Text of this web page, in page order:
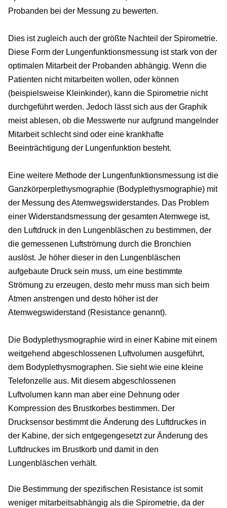
Probanden bei der Messung zu bewerten.
Dies ist zugleich auch der größte Nachteil der Spirometrie.
Diese Form der Lungenfunktionsmessung ist stark von der
optimalen Mitarbeit der Probanden abhängig. Wenn die
Patienten nicht mitarbeiten wollen, oder können
(beispielsweise Kleinkinder), kann die Spirometrie nicht
durchgeführt werden. Jedoch lässt sich aus der Graphik
meist ablesen, ob die Messwerte nur aufgrund mangelnder
Mitarbeit schlecht sind oder eine krankhafte
Beeinträchtigung der Lungenfunktion besteht.
Eine weitere Methode der Lungenfunktionsmessung ist die
Ganzkörperplethysmographie (Bodyplethysmographie) mit
der Messung des Atemwegswiderstandes. Das Problem
einer Widerstandsmessung der gesamten Atemwege ist,
den Luftdruck in den Lungenbläschen zu bestimmen, der
die gemessenen Luftströmung durch die Bronchien
auslöst. Je höher dieser in den Lungenbläschen
aufgebaute Druck sein muss, um eine bestimmte
Strömung zu erzeugen, desto mehr muss man sich beim
Atmen anstrengen und desto höher ist der
Atemwegswiderstand (Resistance genannt).
Die Bodyplethysmographie wird in einer Kabine mit einem
weitgehend abgeschlossenen Luftvolumen ausgeführt,
dem Bodyplethysmographen. Sie sieht wie eine kleine
Telefonzelle aus. Mit diesem abgeschlossenen
Luftvolumen kann man aber eine Dehnung oder
Kompression des Brustkorbes bestimmen. Der
Drucksensor bestimmt die Änderung des Luftdruckes in
der Kabine, der sich entgegengesetzt zur Änderung des
Luftdruckes im Brustkorb und damit in den
Lungenbläschen verhält.
Die Bestimmung der spezifischen Resistance ist somit
weniger mitarbeitsabhängig als die Spirometrie, da der